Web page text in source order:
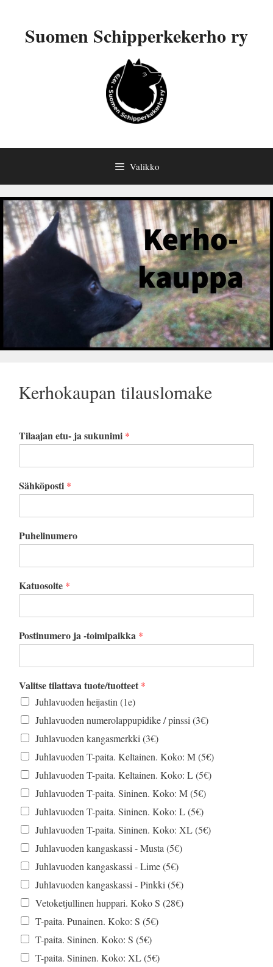
Suomen Schipperkekerho ry
Valikko
Kerhokaupan tilauslomake
Tilaajan etu- ja sukunimi *
Sähköposti *
Puhelinumero
Katuosoite *
Postinumero ja -toimipaikka *
Valitse tilattava tuote/tuotteet *
Juhlavuoden heijastin (1e)
Juhlavuoden numerolappupidike / pinssi (3€)
Juhlavuoden kangasmerkki (3€)
Juhlavuoden T-paita. Keltainen. Koko: M (5€)
Juhlavuoden T-paita. Keltainen. Koko: L (5€)
Juhlavuoden T-paita. Sininen. Koko: M (5€)
Juhlavuoden T-paita. Sininen. Koko: L (5€)
Juhlavuoden T-paita. Sininen. Koko: XL (5€)
Juhlavuoden kangaskassi - Musta (5€)
Juhlavuoden kangaskassi - Lime (5€)
Juhlavuoden kangaskassi - Pinkki (5€)
Vetoketjullinen huppari. Koko S (28€)
T-paita. Punainen. Koko: S (5€)
T-paita. Sininen. Koko: S (5€)
T-paita. Sininen. Koko: XL (5€)